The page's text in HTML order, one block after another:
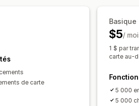
de carte
Basique
$5/
1 $ par
carte au-
5 000
5 000